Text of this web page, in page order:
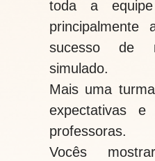
toda a
principalmente
sucesso de
simulado.
Mais uma
expectativas e
professoras.
Vocês